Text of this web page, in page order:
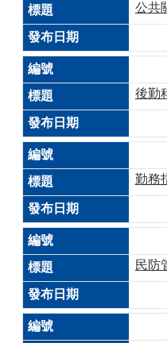
公共
後勤
勤務
民防